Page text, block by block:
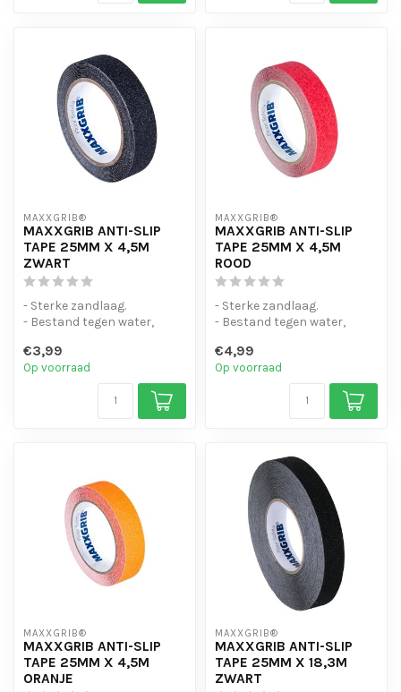
MAXXGRIB®
MAXXGRIB ANTI-SLIP
TAPE 25MM X 4,5M
ZWART
- Sterke zandlaag.
- Bestand tegen water,
- Is eenvo...
€3,99
Op voorraad
MAXXGRIB®
MAXXGRIB ANTI-SLIP
TAPE 25MM X 4,5M
ROOD
- Sterke zandlaag.
- Bestand tegen water,
- Is eenvo...
€4,99
Op voorraad
MAXXGRIB®
MAXXGRIB ANTI-SLIP
TAPE 25MM X 4,5M
ORANJE
MAXXGRIB®
MAXXGRIB ANTI-SLIP
TAPE 25MM X 18,3M
ZWART